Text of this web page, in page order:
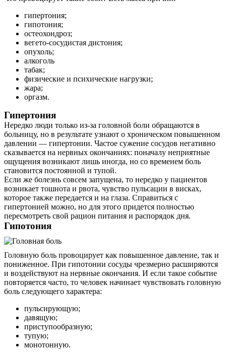
гипертония;
гипотония;
остеохондроз;
вегето-сосудистая дистония;
опухоль;
алкоголь
табак;
физические и психические нагрузки;
жара;
оргазм.
Гипертония
Нередко люди только из-за головной боли обращаются в
больницу, но в результате узнают о хроническом повышенном
давлении ― гипертонии. Частое сужение сосудов негативно
сказывается на нервных окончаниях: поначалу неприятные
ощущения возникают лишь иногда, но со временем боль
становится постоянной и тупой.
Если же болезнь совсем запущена, то нередко у пациентов
возникает тошнота и рвота, чувство пульсации в висках,
которое также передается и на глаза. Справиться с
гипертонией можно, но для этого придется полностью
пересмотреть свой рацион питания и распорядок дня.
Гипотония
Головную боль провоцирует как повышенное давление, так и
пониженное. При гипотонии сосуды чрезмерно расширяются
и воздействуют на нервные окончания. И если такое событие
повторяется часто, то человек начинает чувствовать головную
боль следующего характера:
пульсирующую;
давящую;
приступообразную;
тупую;
монотонную.